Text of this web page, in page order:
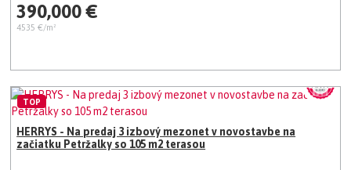
390,000 €
4535 €/m²
HERRYS - Na predaj 3 izbový mezonet v novostavbe na
začiatku Petržalky so 105 m2 terasou
TOP